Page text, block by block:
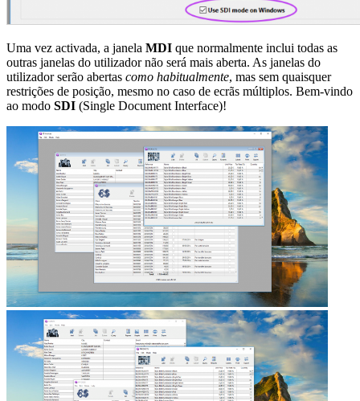
Uma vez activada, a janela MDI que normalmente inclui todas as
outras janelas do utilizador não será mais aberta. As janelas do
utilizador serão abertas como habitualmente, mas sem quaisquer
restrições de posição, mesmo no caso de ecrãs múltiplos. Bem-vindo
ao modo SDI (Single Document Interface)!